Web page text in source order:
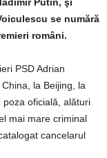
se numără
români.
PSD Adrian
la Beijing, la
poza oficială, alături
mai mare criminal
cancelarul